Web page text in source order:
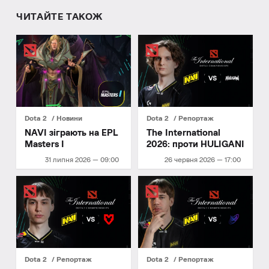
ЧИТАЙТЕ ТАКОЖ
Dota 2 Новини
31 липня 2026 — 09:00
NAVI зіграють на EPL
Masters I
Dota 2 Репортаж
26 червня 2026 — 17:00
The International
2026: проти HULIGANI
Dota 2 Репортаж Dota 2 Репортаж